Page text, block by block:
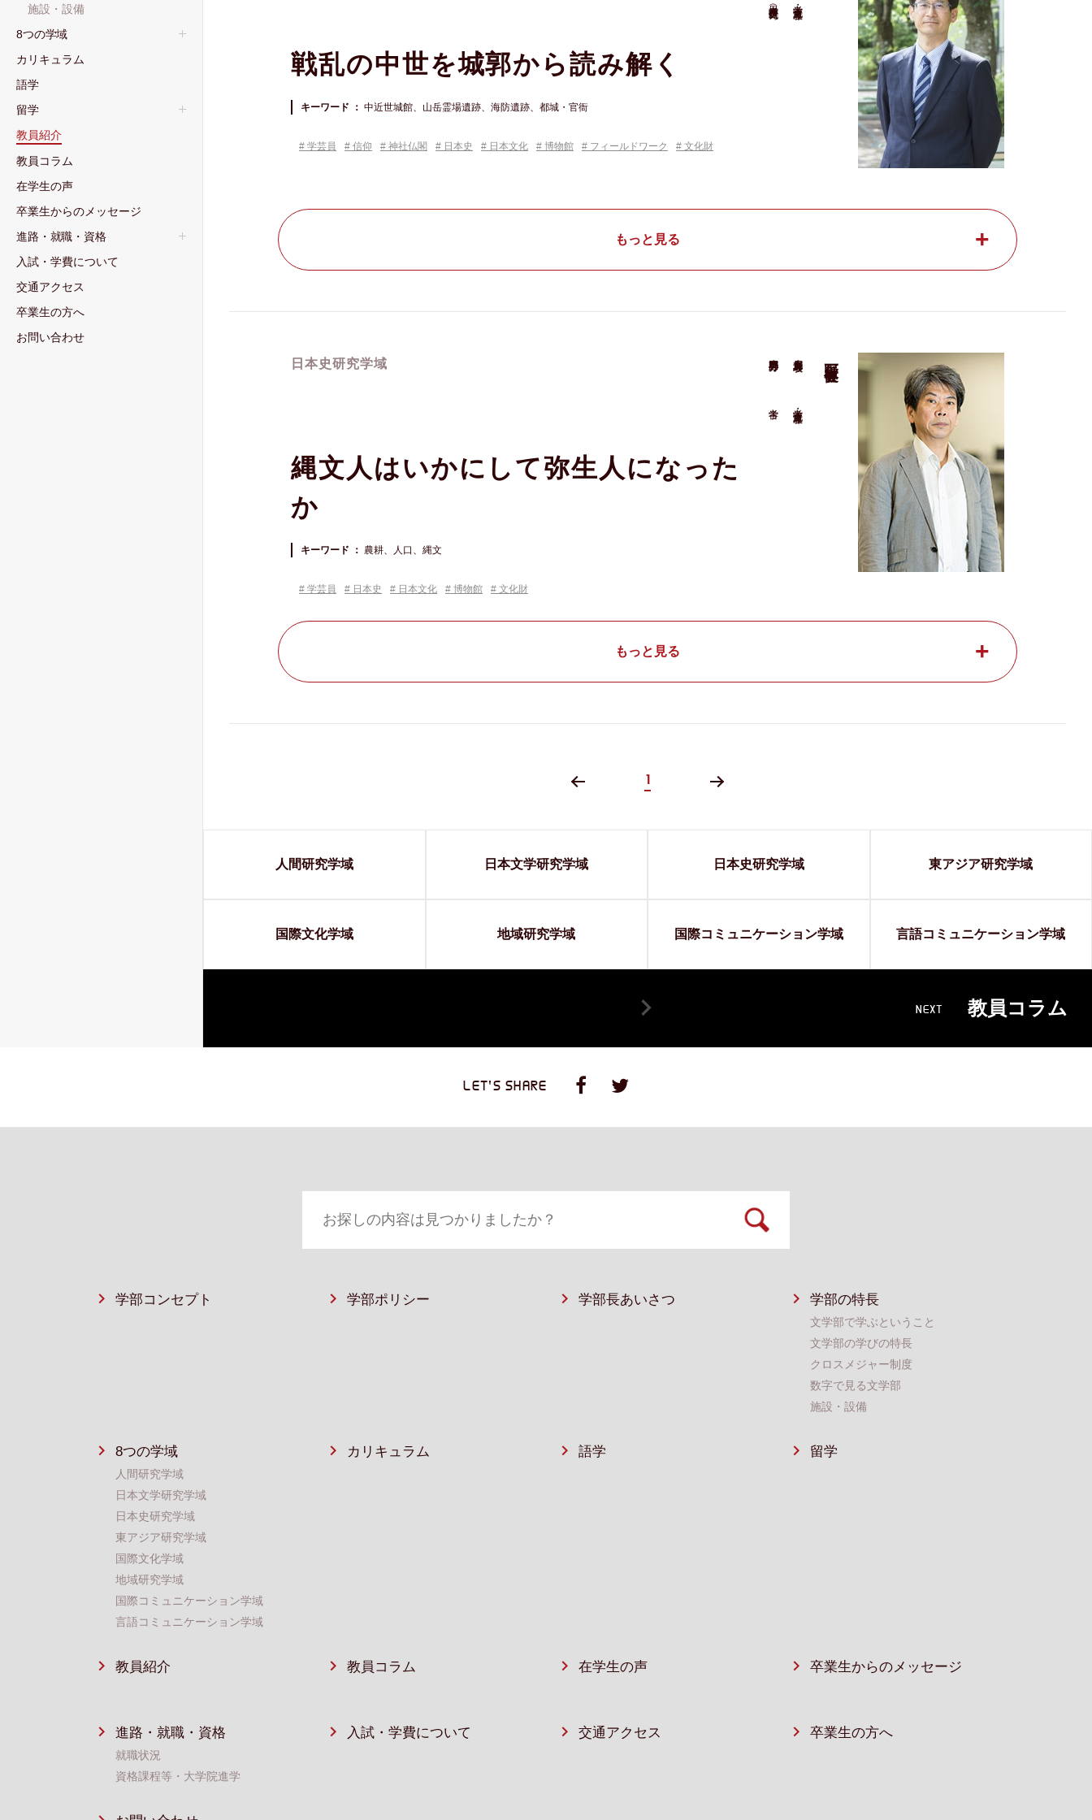
施設・設備
8つの学域
カリキュラム
語学
留学
教員紹介
教員コラム
在学生の声
卒業生からのメッセージ
進路・就職・資格
⼊試・学費について
交通アクセス
卒業⽣の⽅へ
お問い合わせ
戦乱の中世を城郭から読み解く
キーワード ： 中近世城館、山岳霊場遺跡、海防遺跡、都城・官衙
学芸員 信仰 神社仏閣 日本史 日本文化 博物館 フィールドワーク 文化財
もっと見る
日本史研究学域
縄文人はいかにして弥生人になった
か
キーワード ： 農耕、人口、縄文
学芸員 日本史 日本文化 博物館 文化財
所属専攻：
専門分野：
もっと見る
1
人間研究学域 日本文学研究学域 日本史研究学域 東アジア研究学域
国際文化学域 地域研究学域 国際コミュニケーション学域 言語コミュニケーション学域
NEXT 教員コラム
LET'S SHARE
学部コンセプト 学部ポリシー 学部⻑あいさつ 学部の特⻑
⽂学部で学ぶということ
⽂学部の学びの特長
クロスメジャー制度
数字で⾒る⽂学部
施設・設備
8つの学域
人間研究学域
日本文学研究学域
日本史研究学域
東アジア研究学域
国際文化学域
地域研究学域
国際コミュニケーション学域
言語コミュニケーション学域
カリキュラム 語学 留学
教員紹介 教員コラム 在学生の声 卒業生からのメッセージ
進路・就職・資格
就職状況
資格課程等・⼤学院進学
⼊試・学費について 交通アクセス 卒業⽣の⽅へ